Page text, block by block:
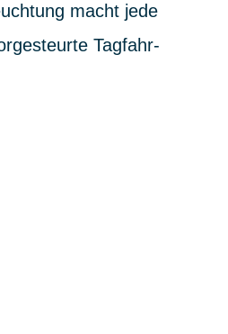
macht jede
Tagfahr-